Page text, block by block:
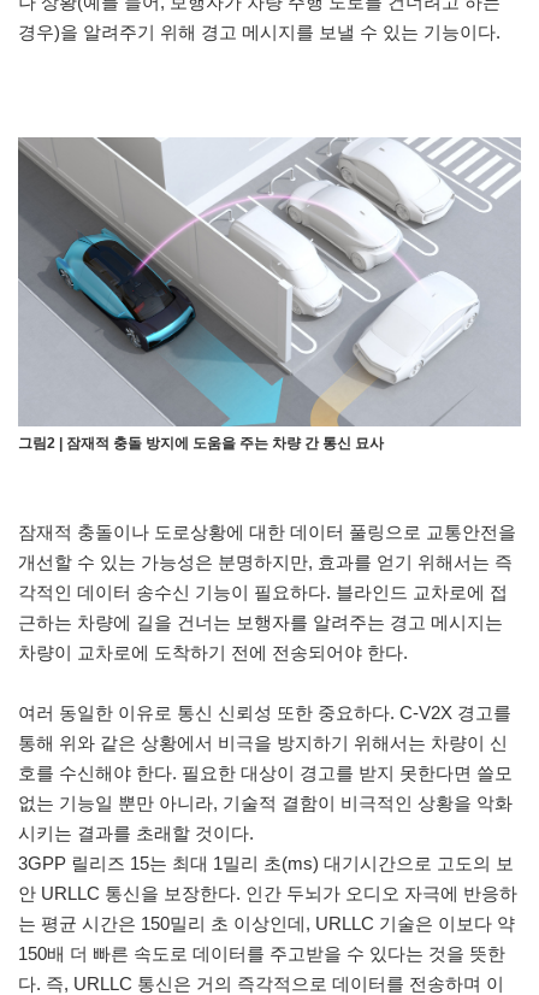
경우)을 알려주기 위해 경고 메시지를 보낼 수 있는 기능이다.
그림2 | 잠재적 충돌 방지에 도움을 주는 차량 간 통신 묘사
잠재적 충돌이나 도로상황에 대한 데이터 풀링으로 교통안전을
개선할 수 있는 가능성은 분명하지만, 효과를 얻기 위해서는 즉
각적인 데이터 송수신 기능이 필요하다. 블라인드 교차로에 접
근하는 차량에 길을 건너는 보행자를 알려주는 경고 메시지는
차량이 교차로에 도착하기 전에 전송되어야 한다.
여러 동일한 이유로 통신 신뢰성 또한 중요하다. C-V2X 경고를
통해 위와 같은 상황에서 비극을 방지하기 위해서는 차량이 신
호를 수신해야 한다. 필요한 대상이 경고를 받지 못한다면 쓸모
없는 기능일 뿐만 아니라, 기술적 결함이 비극적인 상황을 악화
시키는 결과를 초래할 것이다.
3GPP 릴리즈 15는 최대 1밀리 초(ms) 대기시간으로 고도의 보
안 URLLC 통신을 보장한다. 인간 두뇌가 오디오 자극에 반응하
는 평균 시간은 150밀리 초 이상인데, URLLC 기술은 이보다 약
150배 더 빠른 속도로 데이터를 주고받을 수 있다는 것을 뜻한
다. 즉, URLLC 통신은 거의 즉각적으로 데이터를 전송하며 이